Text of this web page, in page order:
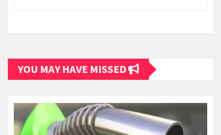
YOU MAY HAVE MISSED